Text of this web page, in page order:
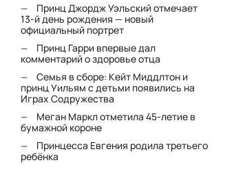
Принц Джордж Уэльский отмечает
13-й день рождения — новый
официальный портрет
Принц Гарри впервые дал
комментарий о здоровье отца
Семья в сборе: Кейт Миддлтон и
принц Уильям с детьми появились на
Играх Содружества
Меган Маркл отметила 45-летие в
бумажной короне
Принцесса Евгения родила третьего
ребёнка